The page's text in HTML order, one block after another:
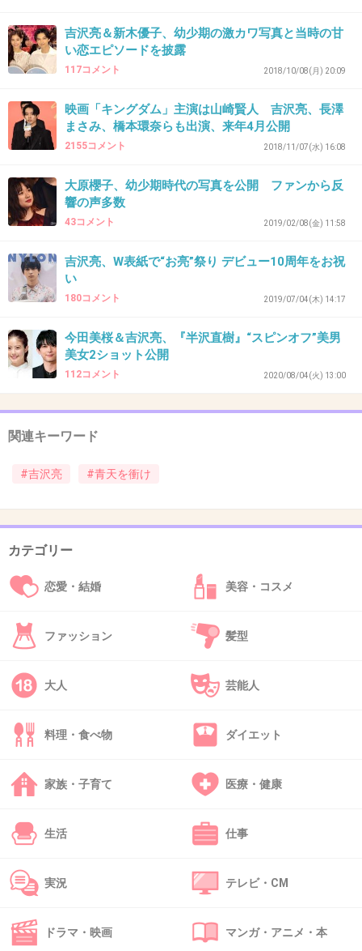
3人とも肩幅しっかりしてるから和装が似合う
ね！
1件の返信
32. 匿名2020/09/09(水) 17:03:20
色々大変だろうけど皆んな頑張って欲しい
+32 -4
橋本愛ちゃん華奢だなー！
34. 匿名2020/09/09(水) 17:06:12
渋沢さんの地元住みなんだけど、街にご本人の
ポスターとか溢れてるから、できればご本人と
1件の返信
+72
35. 匿名
>>22
深谷駅前の銅像は顔の感じ意外に忠実に再現さ
れてるんだな。洋装だけど。
+26
36. 匿名
吉沢亮＆新木優子、幼少期の激カワ写真と当時の甘
い恋エピソードを披露
117コメント 2018/10/08(月) 20:09
映画「キングダム」主演は山崎賢人 吉沢亮、長澤
まさみ、橋本環奈らも出演、来年4月公開
2155コメント 2018/11/07(水) 16:08
大原櫻子、幼少期時代の写真を公開 ファンから反
響の声多数
43コメント 2019/02/08(金) 11:58
吉沢亮、W表紙で“お亮”祭り デビュー10周年をお祝
い
180コメント 2019/07/04(木) 14:17
今田美桜＆吉沢亮、『半沢直樹』“スピンオフ”美男
美女2ショット公開
112コメント 2020/08/04(火) 13:00
関連キーワード
#吉沢亮 #青天を衝け
カテゴリー
恋愛・結婚 美容・コスメ
ファッション 髪型
大人 芸能人
料理・食べ物 ダイエット
家族・子育て 医療・健康
生活 仕事
実況 テレビ・CM
ドラマ・映画 マンガ・アニメ・本